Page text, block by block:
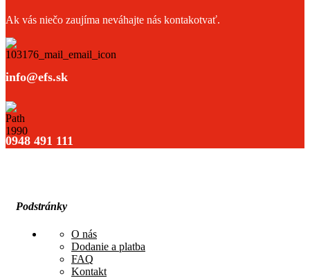
Ak vás niečo zaujíma neváhajte nás kontakotvať.
info@efs.sk
0948 491 111
Podstránky
O nás
Dodanie a platba
FAQ
Kontakt